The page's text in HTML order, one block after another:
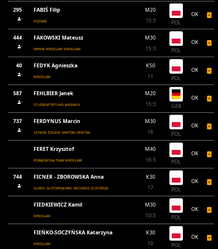
295 FABIŚ Filip
POZNAŃ
M20
15:3
POL
OK
444 FAKOWSKI Mateusz
MPWIK WROCŁAW WROCŁAW
M30
15:3
POL
OK
40 FEDYK Agnieszka
WROCŁAW
K50
11
POL
OK
587 FEHLBIER Janek
STUDIENSTIFTUNG ANSBACH
M20
15:3
GER
OK
737 FERDYNUS Marcin
SZYBKIE ŻÓŁWIE OPATÓW OPATÓW
M30
16
POL
OK
FERET Krzysztof
PORAJOWSKA TEAM WROCŁAW
M40
16:3
POL
OK
744 FICNER - ZBOROWSKA Anna
OLAWS ZŁOTORYJA/MKS SIECHNICE ZŁOTORYJA
K30
17
POL
OK
FIEDKIEWICZ Kamil
WROCŁAW
M30
10:3
POL
OK
FIEŃKO-SOCZYŃSKA Katarzyna
WROCŁAW
K30
10
POL
OK